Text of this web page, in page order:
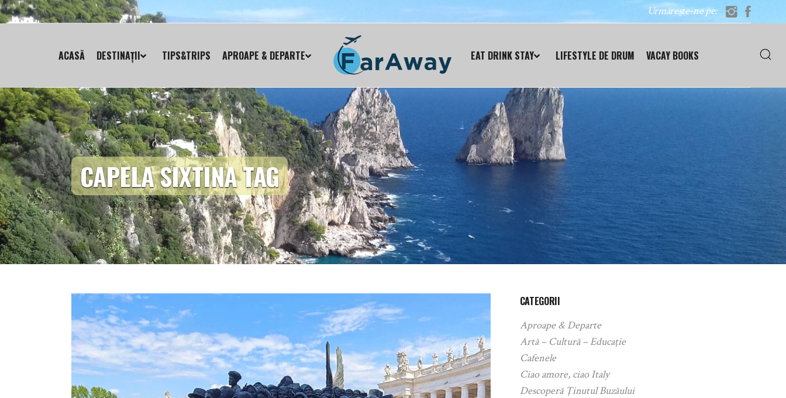
Urmărește-ne pe:
ACASĂ DESTINAȚII TIPS&TRIPS APROAPE & DEPARTE EAT DRINK STAY LIFESTYLE DE DRUM VACAY BOOKS
CAPELA SIXTINA TAG
CATEGORII
Aproape & Departe
Artă – Cultură – Educație
Cafenele
Ciao amore, ciao Italy
Descoperă Ținutul Buzăului